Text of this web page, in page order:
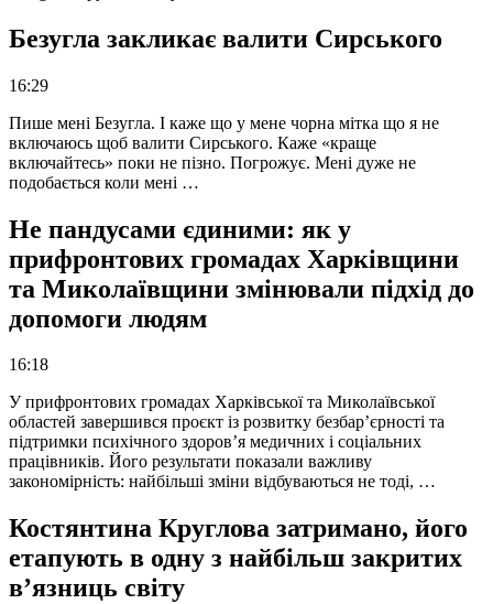
Безугла закликає валити Сирського
16:29
Пише мені Безугла. І каже що у мене чорна мітка що я не
включаюсь щоб валити Сирського. Каже «краще
включайтесь» поки не пізно. Погрожує. Мені дуже не
подобається коли мені …
Не пандусами єдиними: як у
прифронтових громадах Харківщини
та Миколаївщини змінювали підхід до
допомоги людям
16:18
У прифронтових громадах Харківської та Миколаївської
областей завершився проєкт із розвитку безбар’єрності та
підтримки психічного здоров’я медичних і соціальних
працівників. Його результати показали важливу
закономірність: найбільші зміни відбуваються не тоді, …
Костянтина Круглова затримано, його
етапують в одну з найбільш закритих
в’язниць світу